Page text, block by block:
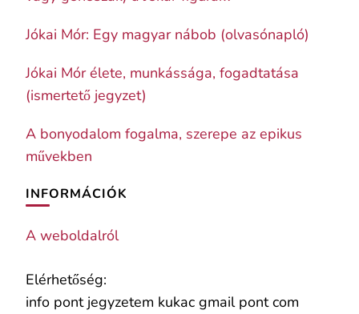
Jókai Mór: Egy magyar nábob (olvasónapló)
Jókai Mór élete, munkássága, fogadtatása
(ismertető jegyzet)
A bonyodalom fogalma, szerepe az epikus
művekben
INFORMÁCIÓK
A weboldalról
Elérhetőség:
info pont jegyzetem kukac gmail pont com